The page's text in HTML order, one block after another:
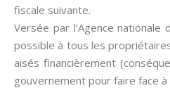
fiscale suivante.
Versée par l’Agence nationale
possible à tous les
aisés financièrement
gouvernement pour faire face à